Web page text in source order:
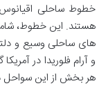
خطوط ساحلی
هستند. این خطوط،
های ساحلی وسیع و
و آرام فلوریدا در
هر بخش از این سواحل